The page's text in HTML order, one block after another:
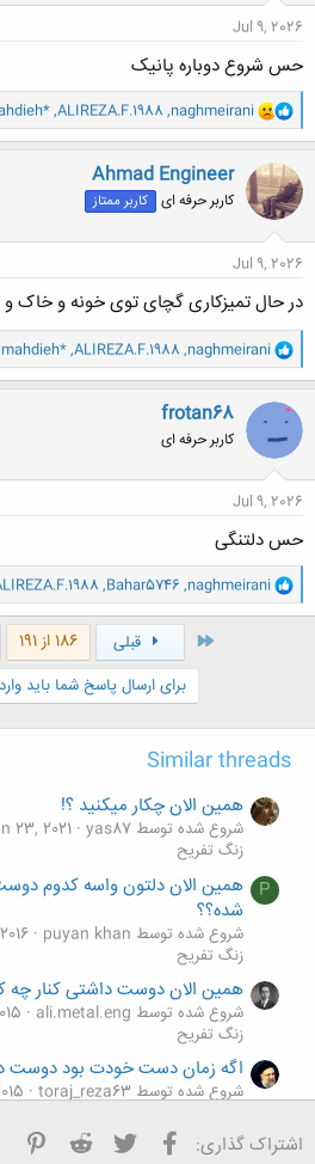
Jul 9, 2026
حس شروع دوباره پانیک
و
ا
ک
ن
ش
ه
:
naghmeirani
,
ALIREZA.F.1988
,
Ahmad Engineer
کاربر حرفه ای کاربر ممتاز
Jul 9, 2026
در حال تمیزکاری گچای توی خونه و خاک
و
ا
ک
ن
ش
ه
ا
naghmeirani
,
ALIREZA.F.1988
,
frotan68
کاربر حرفه ای
Jul 9, 2026
حس دلتنگی
و
ا
ک
naghmeirani
,
Bahar5746
,
اول قبلی 186 از 191
برای ارسال پاسخ شما باید
Similar threads
همین الان چکار میکنید ؟!
شروع شده توسط yas87 23, 2021
زنگ تفريح
P همین الان دلتون واسه کدوم
شده؟؟
شروع شده توسط puyan khan
زنگ تفريح
همین الان دوست داشتی کنار
شروع شده توسط ali.metal.eng
زنگ تفريح
اگه زمان دست خودت بود دوست
شروع شده توسط toraj_reza63
الان در حال حاضر تنها نگرانیتاشتراک گذاری: فیسبوک تویتر Reddit